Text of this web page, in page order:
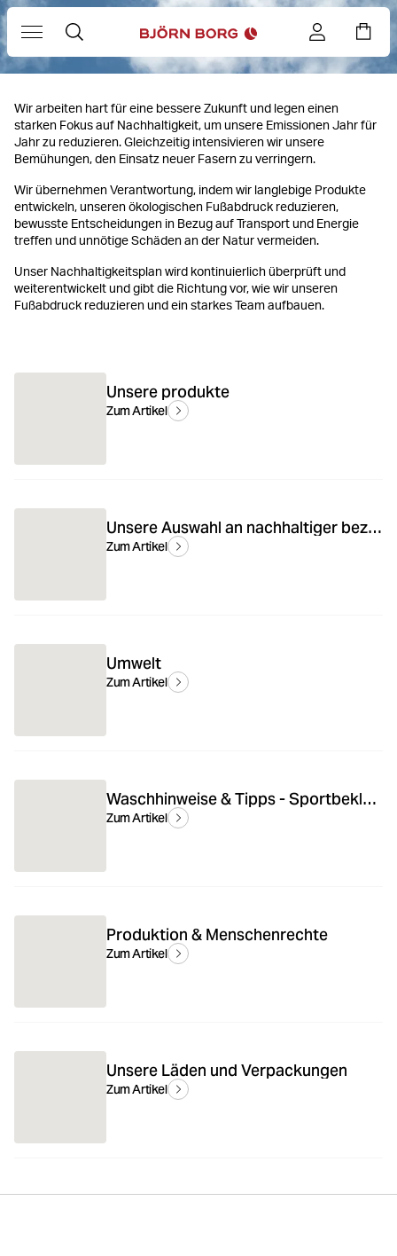
Nachhaltigkeit
Wir arbeiten hart für eine bessere Zukunft und legen einen
starken Fokus auf Nachhaltigkeit, um unsere Emissionen Jahr für
Jahr zu reduzieren. Gleichzeitig intensivieren wir unsere
Bemühungen, den Einsatz neuer Fasern zu verringern.
Wir übernehmen Verantwortung, indem wir langlebige Produkte
entwickeln, unseren ökologischen Fußabdruck reduzieren,
bewusste Entscheidungen in Bezug auf Transport und Energie
treffen und unnötige Schäden an der Natur vermeiden.
Unser Nachhaltigkeitsplan wird kontinuierlich überprüft und
weiterentwickelt und gibt die Richtung vor, wie wir unseren
Fußabdruck reduzieren und ein starkes Team aufbauen.
Unsere produkte
Zum Artikel
Unsere Auswahl an nachhaltiger bezogenen Materialien & Prozessen
Zum Artikel
Umwelt
Zum Artikel
Waschhinweise & Tipps - Sportbekleidung & Unterwäsche waschen
Zum Artikel
Produktion & Menschenrechte
Zum Artikel
Unsere Läden und Verpackungen
Zum Artikel